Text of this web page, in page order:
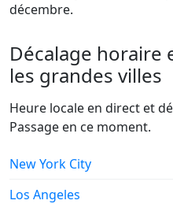
décembre.
Décalage horaire
les grandes villes
Heure locale en direct et
Passage en ce moment.
New York City
Los Angeles